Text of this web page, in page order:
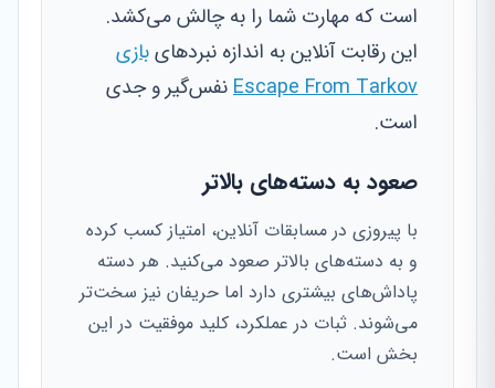
است که مهارت شما را به چالش می‌کشد.
این رقابت آنلاین به اندازه نبردهایبازی
Escape From Tarkovنفس‌گیر و جدی
است.
صعود به دسته‌های بالاتر
با پیروزی در مسابقات آنلاین، امتیاز کسب کرده
و به دسته‌های بالاتر صعود می‌کنید. هر دسته
پاداش‌های بیشتری دارد اما حریفان نیز سخت‌تر
می‌شوند. ثبات در عملکرد، کلید موفقیت در این
بخش است.